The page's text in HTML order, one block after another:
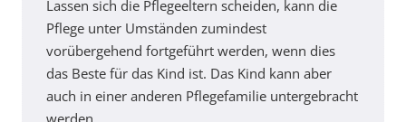
Lassen sich die Pflegeeltern scheiden, kann die
Pflege unter Umständen zumindest
vorübergehend fortgeführt werden, wenn dies
das Beste für das Kind ist. Das Kind kann aber
auch in einer anderen Pflegefamilie untergebracht
werden.